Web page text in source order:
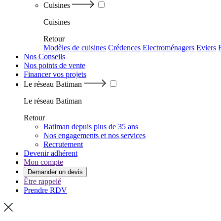
Cuisines
Cuisines
Retour
Modèles de cuisines Crédences Electroménagers Eviers
Nos Conseils
Nos points de vente
Financer vos projets
Le réseau Batiman
Le réseau Batiman
Retour
Batiman depuis plus de 35 ans
Nos engagements et nos services
Recrutement
Devenir adhérent
Mon compte
Demander un devis
Être rappelé
Prendre RDV